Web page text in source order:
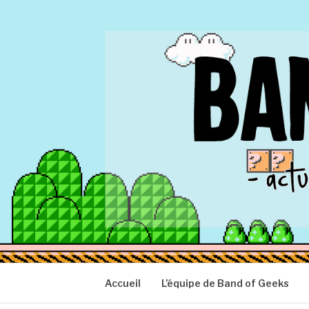
BAND OF
Actu Geek d'hier et d'aujourd'hui
Accueil L’équipe de Band of Geeks